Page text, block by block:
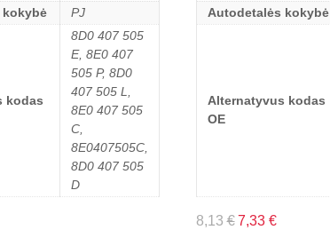
kokybė
PJ
kodas
8D0 407 505
E, 8E0 407
505 P, 8D0
407 505 L,
8E0 407 505
C,
8E0407505C,
8D0 407 505
D
Autodetalės kokybė
Alternatyvus kodas
OE
8,13€ 7,33 €